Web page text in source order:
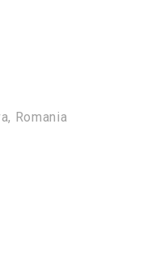
Romania